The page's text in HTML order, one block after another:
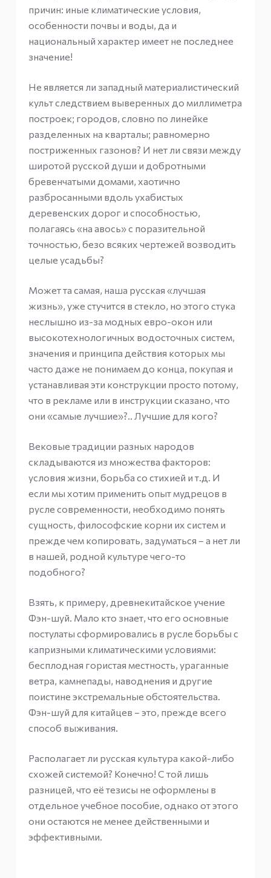
причин: иные климатические условия,
особенности почвы и воды, да и
национальный характер имеет не последнее
значение!
Не является ли западный материалистический
культ следствием выверенных до миллиметра
построек; городов, словно по линейке
разделенных на кварталы; равномерно
постриженных газонов? И нет ли связи между
широтой русской души и добротными
бревенчатыми домами, хаотично
разбросанными вдоль ухабистых
деревенских дорог и способностью,
полагаясь «на авось» с поразительной
точностью, безо всяких чертежей возводить
целые усадьбы?
Может та самая, наша русская «лучшая
жизнь», уже стучится в стекло, но этого стука
неслышно из-за модных евро-окон или
высокотехнологичных водосточных систем,
значения и принципа действия которых мы
часто даже не понимаем до конца, покупая и
устанавливая эти конструкции просто потому,
что в рекламе или в инструкции сказано, что
они «самые лучшие»?.. Лучшие для кого?
Вековые традиции разных народов
складываются из множества факторов:
условия жизни, борьба со стихией и т.д. И
если мы хотим применить опыт мудрецов в
русле современности, необходимо понять
сущность, философские корни их систем и
прежде чем копировать, задуматься – а нет ли
в нашей, родной культуре чего-то
подобного?
Взять, к примеру, древнекитайское учение
Фэн-шуй. Мало кто знает, что его основные
постулаты сформировались в русле борьбы с
капризными климатическими условиями:
бесплодная гористая местность, ураганные
ветра, камнепады, наводнения и другие
поистине экстремальные обстоятельства.
Фэн-шуй для китайцев – это, прежде всего
способ выживания.
Располагает ли русская культура какой-либо
схожей системой? Конечно! С той лишь
разницей, что её тезисы не оформлены в
отдельное учебное пособие, однако от этого
они остаются не менее действенными и
эффективными.